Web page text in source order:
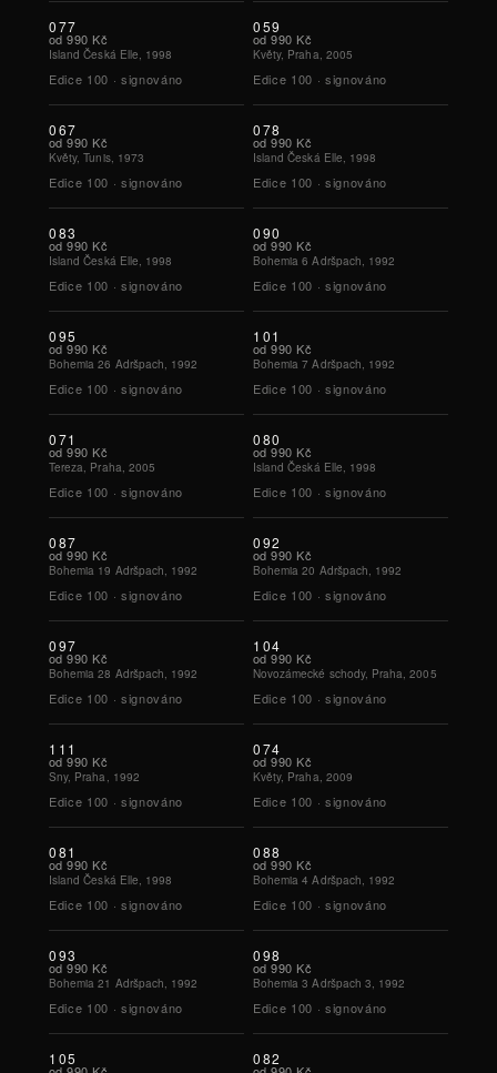
077
od 990 Kč
Island Česká Elle, 1998
Edice 100 · signováno
059
od 990 Kč
Květy, Praha, 2005
Edice 100 · signováno
067
od 990 Kč
Květy, Tunis, 1973
Edice 100 · signováno
078
od 990 Kč
Island Česká Elle, 1998
Edice 100 · signováno
083
od 990 Kč
Island Česká Elle, 1998
Edice 100 · signováno
090
od 990 Kč
Bohemia 6 Adršpach, 1992
Edice 100 · signováno
095
od 990 Kč
Bohemia 26 Adršpach, 1992
Edice 100 · signováno
101
od 990 Kč
Bohemia 7 Adršpach, 1992
Edice 100 · signováno
071
od 990 Kč
Tereza, Praha, 2005
Edice 100 · signováno
080
od 990 Kč
Island Česká Elle, 1998
Edice 100 · signováno
087
od 990 Kč
Bohemia 19 Adršpach, 1992
Edice 100 · signováno
092
od 990 Kč
Bohemia 20 Adršpach, 1992
Edice 100 · signováno
097
od 990 Kč
Bohemia 28 Adršpach, 1992
Edice 100 · signováno
104
od 990 Kč
Novozámecké schody, Praha, 2005
Edice 100 · signováno
111
od 990 Kč
Sny, Praha, 1992
Edice 100 · signováno
074
od 990 Kč
Květy, Praha, 2009
Edice 100 · signováno
081
od 990 Kč
Island Česká Elle, 1998
Edice 100 · signováno
088
od 990 Kč
Bohemia 4 Adršpach, 1992
Edice 100 · signováno
093
od 990 Kč
Bohemia 21 Adršpach, 1992
Edice 100 · signováno
098
od 990 Kč
Bohemia 3 Adršpach 3, 1992
Edice 100 · signováno
105 082